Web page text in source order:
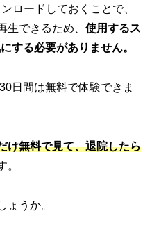
ロードしておくことで、
生できるため、 使用するス
する必要がありません。
日間は無料で体験できま
け無料で見て、退院したら
。
ょうか。